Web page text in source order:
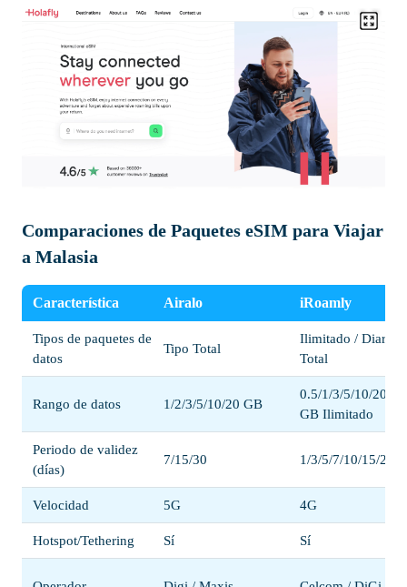
Comparaciones de Paquetes eSIM para Viajar
a Malasia
Característica Airalo iRoamly
Tipos de paquetes de
datos
Tipo Total
Ilimitado / Diario /
Total
Rango de datos 1/2/3/5/10/20 GB
0.5/1/3/5/10/20/50
GB Ilimitado
Periodo de validez
(días)
7/15/30 1/3/5/7/10/15/20/
Velocidad 5G 4G
Hotspot/Tethering Sí Sí